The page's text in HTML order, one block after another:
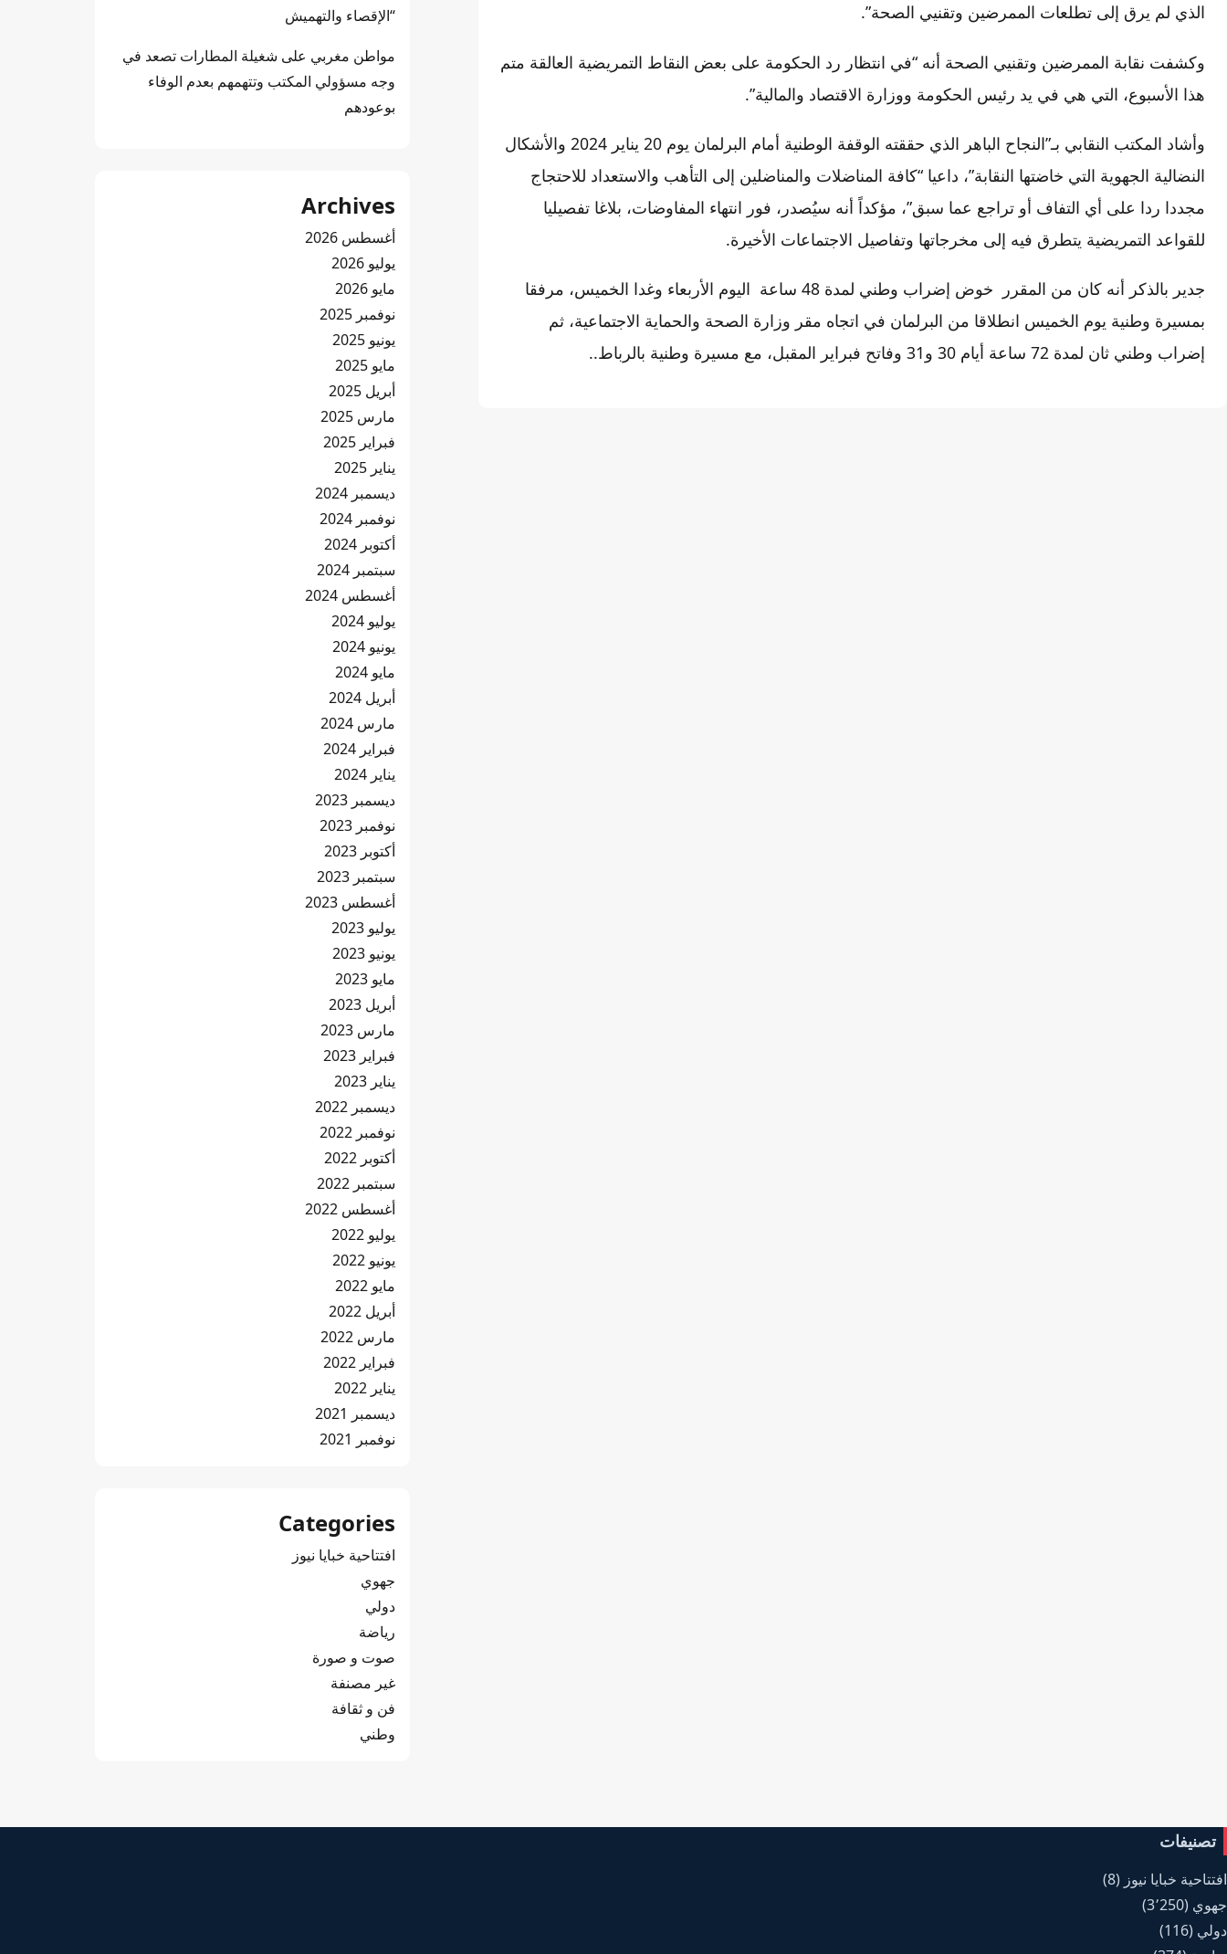
الذي لم يرق إلى تطلعات الممرضين وتقنيي الصحة”.
وكشفت نقابة الممرضين وتقنيي الصحة أنه “في انتظار رد الحكومة على بعض النقاط التمريضية العالقة متم
هذا الأسبوع، التي هي في يد رئيس الحكومة ووزارة الاقتصاد والمالية”.
وأشاد المكتب النقابي بـ”النجاح الباهر الذي حققته الوقفة الوطنية أمام البرلمان يوم 20 يناير 2024 والأشكال
النضالية الجهوية التي خاضتها النقابة”، داعيا “كافة المناضلات والمناضلين إلى التأهب والاستعداد للاحتجاج
مجددا ردا على أي التفاف أو تراجع عما سبق”، مؤكداً أنه سيُصدر، فور انتهاء المفاوضات، بلاغا تفصيليا
للقواعد التمريضية يتطرق فيه إلى مخرجاتها وتفاصيل الاجتماعات الأخيرة.
جدير بالذكر أنه كان من المقرر خوض إضراب وطني لمدة 48 ساعة اليوم الأربعاء وغدا الخميس، مرفقا
بمسيرة وطنية يوم الخميس انطلاقا من البرلمان في اتجاه مقر وزارة الصحة والحماية الاجتماعية، ثم
إضراب وطني ثان لمدة 72 ساعة أيام 30 و31 وفاتح فبراير المقبل، مع مسيرة وطنية بالرباط..
“الإقصاء والتهميش
مواطن مغربي على شغيلة المطارات تصعد في
وجه مسؤولي المكتب وتتهمهم بعدم الوفاء
بوعودهم
Archives
أغسطس 2026
يوليو 2026
مايو 2026
نوفمبر 2025
يونيو 2025
مايو 2025
أبريل 2025
مارس 2025
فبراير 2025
يناير 2025
ديسمبر 2024
نوفمبر 2024
أكتوبر 2024
سبتمبر 2024
أغسطس 2024
يوليو 2024
يونيو 2024
مايو 2024
أبريل 2024
مارس 2024
فبراير 2024
يناير 2024
ديسمبر 2023
نوفمبر 2023
أكتوبر 2023
سبتمبر 2023
أغسطس 2023
يوليو 2023
يونيو 2023
مايو 2023
أبريل 2023
مارس 2023
فبراير 2023
يناير 2023
ديسمبر 2022
نوفمبر 2022
أكتوبر 2022
سبتمبر 2022
أغسطس 2022
يوليو 2022
يونيو 2022
مايو 2022
أبريل 2022
مارس 2022
فبراير 2022
يناير 2022
ديسمبر 2021
نوفمبر 2021
Categories
افتتاحية خبايا نيوز
جهوي
دولي
رياضة
صوت و صورة
غير مصنفة
فن و ثقافة
وطني
تصنيفات
افتتاحية خبايا نيوز (8)
جهوي (3٬250)
دولي (116)